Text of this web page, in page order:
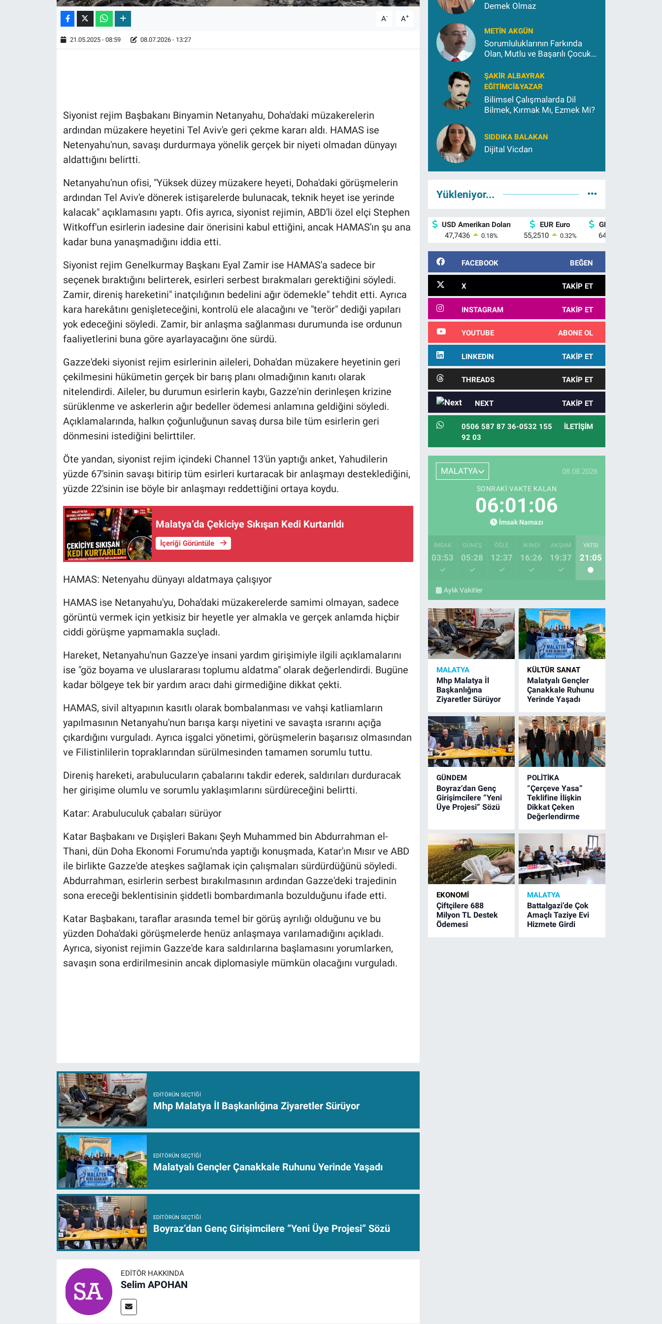
A- A+
21.05.2025 - 08:59 08.07.2026 - 13:27
Siyonist rejim Başbakanı Binyamin Netanyahu, Doha'daki müzakerelerin
ardından müzakere heyetini Tel Aviv'e geri çekme kararı aldı. HAMAS ise
Netenyahu'nun, savaşı durdurmaya yönelik gerçek bir niyeti olmadan dünyayı
aldattığını belirtti.
Netanyahu'nun ofisi, "Yüksek düzey müzakere heyeti, Doha'daki görüşmelerin
ardından Tel Aviv'e dönerek istişarelerde bulunacak, teknik heyet ise yerinde
kalacak" açıklamasını yaptı. Ofis ayrıca, siyonist rejimin, ABD'li özel elçi Stephen
Witkoff'un esirlerin iadesine dair önerisini kabul ettiğini, ancak HAMAS'ın şu ana
kadar buna yanaşmadığını iddia etti.
Siyonist rejim Genelkurmay Başkanı Eyal Zamir ise HAMAS'a sadece bir
seçenek bıraktığını belirterek, esirleri serbest bırakmaları gerektiğini söyledi.
Zamir, direniş hareketini" inatçılığının bedelini ağır ödemekle" tehdit etti. Ayrıca
kara harekâtını genişleteceğini, kontrolü ele alacağını ve "terör" dediği yapıları
yok edeceğini söyledi. Zamir, bir anlaşma sağlanması durumunda ise ordunun
faaliyetlerini buna göre ayarlayacağını öne sürdü.
Gazze'deki siyonist rejim esirlerinin aileleri, Doha'dan müzakere heyetinin geri
çekilmesini hükümetin gerçek bir barış planı olmadığının kanıtı olarak
nitelendirdi. Aileler, bu durumun esirlerin kaybı, Gazze'nin derinleşen krizine
sürüklenme ve askerlerin ağır bedeller ödemesi anlamına geldiğini söyledi.
Açıklamalarında, halkın çoğunluğunun savaş dursa bile tüm esirlerin geri
dönmesini istediğini belirttiler.
Öte yandan, siyonist rejim içindeki Channel 13'ün yaptığı anket, Yahudilerin
yüzde 67'sinin savaşı bitirip tüm esirleri kurtaracak bir anlaşmayı desteklediğini,
yüzde 22'sinin ise böyle bir anlaşmayı reddettiğini ortaya koydu.
Malatya’da Çekiciye Sıkışan Kedi Kurtarıldı
İçeriği Görüntüle
HAMAS: Netenyahu dünyayı aldatmaya çalışıyor
HAMAS ise Netanyahu'yu, Doha'daki müzakerelerde samimi olmayan, sadece
görüntü vermek için yetkisiz bir heyetle yer almakla ve gerçek anlamda hiçbir
ciddi görüşme yapmamakla suçladı.
Hareket, Netanyahu'nun Gazze'ye insani yardım girişimiyle ilgili açıklamalarını
ise "göz boyama ve uluslararası toplumu aldatma" olarak değerlendirdi. Bugüne
kadar bölgeye tek bir yardım aracı dahi girmediğine dikkat çekti.
HAMAS, sivil altyapının kasıtlı olarak bombalanması ve vahşi katliamların
yapılmasının Netanyahu'nun barışa karşı niyetini ve savaşta ısrarını açığa
çıkardığını vurguladı. Ayrıca işgalci yönetimi, görüşmelerin başarısız olmasından
ve Filistinlilerin topraklarından sürülmesinden tamamen sorumlu tuttu.
Direniş hareketi, arabulucuların çabalarını takdir ederek, saldırıları durduracak
her girişime olumlu ve sorumlu yaklaşımlarını sürdüreceğini belirtti.
Katar: Arabuluculuk çabaları sürüyor
Katar Başbakanı ve Dışişleri Bakanı Şeyh Muhammed bin Abdurrahman el-
Thani, dün Doha Ekonomi Forumu'nda yaptığı konuşmada, Katar'ın Mısır ve ABD
ile birlikte Gazze'de ateşkes sağlamak için çalışmaları sürdürdüğünü söyledi.
Abdurrahman, esirlerin serbest bırakılmasının ardından Gazze'deki trajedinin
sona ereceği beklentisinin şiddetli bombardımanla bozulduğunu ifade etti.
Katar Başbakanı, taraflar arasında temel bir görüş ayrılığı olduğunu ve bu
yüzden Doha'daki görüşmelerde henüz anlaşmaya varılamadığını açıkladı.
Ayrıca, siyonist rejimin Gazze'de kara saldırılarına başlamasını yorumlarken,
savaşın sona erdirilmesinin ancak diplomasiyle mümkün olacağını vurguladı.
EDITÖRÜN SEÇTIĞI
Mhp Malatya İl Başkanlığına Ziyaretler Sürüyor
EDITÖRÜN SEÇTIĞI
Malatyalı Gençler Çanakkale Ruhunu Yerinde Yaşadı
EDITÖRÜN SEÇTIĞI
Boyraz’dan Genç Girişimcilere “Yeni Üye Projesi” Sözü
EDITÖR HAKKINDA
Selim APOHAN
Demek Olmaz
METIN AKGÜN
Sorumluluklarının Farkında
Olan, Mutlu ve Başarılı Çocuk
ŞAKIR ALBAYRAK
EĞITIMCI&YAZAR
Bilimsel Çalışmalarda Dil
Bilmek, Kırmak Mı, Ezmek Mi?
SIDDIKA BALAKAN
Dijital Vicdan
Yükleniyor...
USD Amerikan Doları
47,7436
0.18%
EUR Euro
55,2510
0.32%
GBP İngiliz Sterlini
64,4811
FACEBOOK BEĞEN
X TAKIP ET
INSTAGRAM TAKIP ET
YOUTUBE ABONE OL
LINKEDIN TAKIP ET
THREADS TAKIP ET
NEXT TAKIP ET
0506 587 87 36-0532 155
92 03
İLETIŞIM
MALATYA 08.08.2026
SONRAKI VAKTE KALAN
06:01:05
İmsak Namazı
İMSAK
03:53
GÜNEŞ
05:28
ÖĞLE
12:37
İKINDI
16:26
AKŞAM
19:37
YATSI
21:05
Aylık Vakitler
MALATYA
Mhp Malatya İl
Başkanlığına
Ziyaretler Sürüyor
KÜLTÜR SANAT
Malatyalı Gençler
Çanakkale Ruhunu
Yerinde Yaşadı
GÜNDEM
Boyraz’dan Genç
Girişimcilere “Yeni
Üye Projesi” Sözü
POLITIKA
“Çerçeve Yasa”
Teklifine İlişkin
Dikkat Çeken
Değerlendirme
EKONOMI
Çiftçilere 688
Milyon TL Destek
Ödemesi
MALATYA
Battalgazi’de Çok
Amaçlı Taziye Evi
Hizmete Girdi